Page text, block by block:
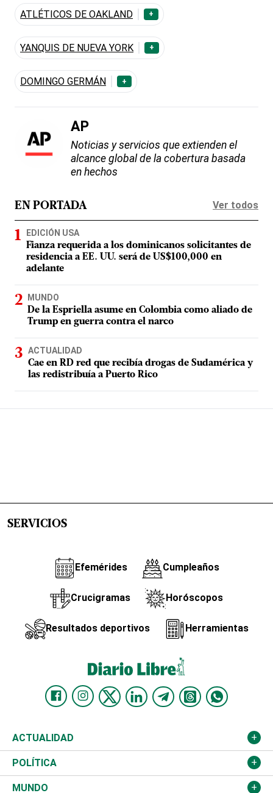
ATLÉTICOS DE OAKLAND +
YANQUIS DE NUEVA YORK +
DOMINGO GERMÁN +
AP
Noticias y servicios que extienden el
alcance global de la cobertura basada
en hechos
EN PORTADA Ver todos
EDICIÓN USA
Fianza requerida a los dominicanos solicitantes de
residencia a EE. UU. será de US$100,000 en
adelante
MUNDO
De la Espriella asume en Colombia como aliado de
Trump en guerra contra el narco
ACTUALIDAD
Cae en RD red que recibía drogas de Sudamérica y
las redistribuía a Puerto Rico
SERVICIOS
Efemérides Cumpleaños
Crucigramas Horóscopos
Resultados deportivos Herramientas
ACTUALIDAD
Nacional
Ciudad
POLÍTICA
Partidos
MUNDO